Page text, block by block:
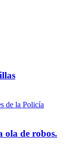
ola de robos.